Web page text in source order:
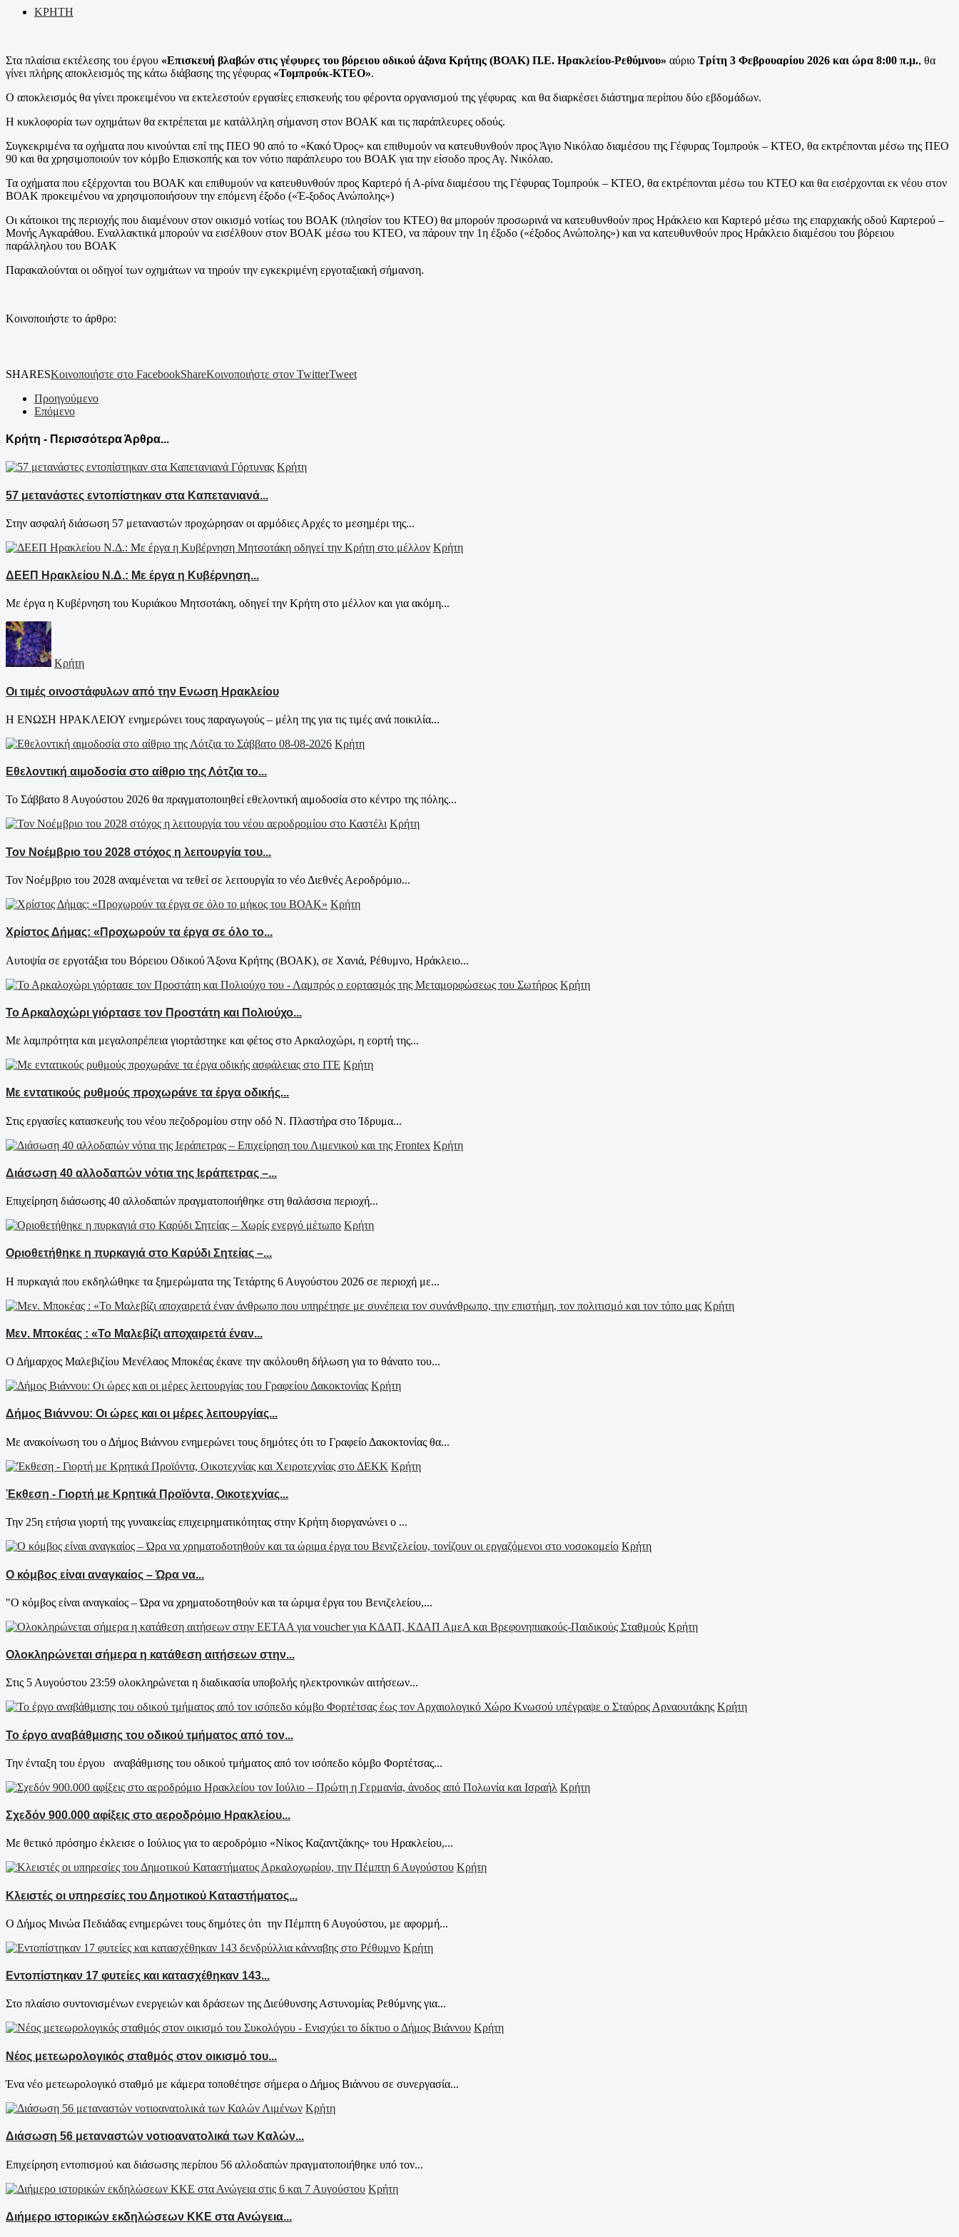
ΚΡΗΤΗ
Στα πλαίσια εκτέλεσης του έργου «Επισκευή βλαβών στις γέφυρες του βόρειου οδικού άξονα Κρήτης (ΒΟΑΚ) Π.Ε. Ηρακλείου-Ρεθύμνου» αύριο Τρίτη 3 Φεβρουαρίου 2026 και ώρα 8:00 π.μ., θα
γίνει πλήρης αποκλεισμός της κάτω διάβασης της γέφυρας «Τομπρούκ-ΚΤΕΟ».
Ο αποκλεισμός θα γίνει προκειμένου να εκτελεστούν εργασίες επισκευής του φέροντα οργανισμού της γέφυρας και θα διαρκέσει διάστημα περίπου δύο εβδομάδων.
Η κυκλοφορία των οχημάτων θα εκτρέπεται με κατάλληλη σήμανση στον ΒΟΑΚ και τις παράπλευρες οδούς.
Συγκεκριμένα τα οχήματα που κινούνται επί της ΠΕΟ 90 από το «Κακό Όρος» και επιθυμούν να κατευθυνθούν προς Άγιο Νικόλαο διαμέσου της Γέφυρας Τομπρούκ – ΚΤΕΟ, θα εκτρέπονται μέσω της ΠΕΟ
90 και θα χρησιμοποιούν τον κόμβο Επισκοπής και τον νότιο παράπλευρο του ΒΟΑΚ για την είσοδο προς Αγ. Νικόλαο.
Τα οχήματα που εξέρχονται του ΒΟΑΚ και επιθυμούν να κατευθυνθούν προς Καρτερό ή Α-ρίνα διαμέσου της Γέφυρας Τομπρούκ – ΚΤΕΟ, θα εκτρέπονται μέσω του ΚΤΕΟ και θα εισέρχονται εκ νέου στον
ΒΟΑΚ προκειμένου να χρησιμοποιήσουν την επόμενη έξοδο («Έ-ξοδος Ανώπολης»)
Οι κάτοικοι της περιοχής που διαμένουν στον οικισμό νοτίως του ΒΟΑΚ (πλησίον του ΚΤΕΟ) θα μπορούν προσωρινά να κατευθυνθούν προς Ηράκλειο και Καρτερό μέσω της επαρχιακής οδού Καρτερού –
Μονής Αγκαράθου. Εναλλακτικά μπορούν να εισέλθουν στον ΒΟΑΚ μέσω του ΚΤΕΟ, να πάρουν την 1η έξοδο («έξοδος Ανώπολης») και να κατευθυνθούν προς Ηράκλειο διαμέσου του βόρειου
παράλληλου του ΒΟΑΚ
Παρακαλούνται οι οδηγοί των οχημάτων να τηρούν την εγκεκριμένη εργοταξιακή σήμανση.
Κοινοποιήστε το άρθρο:
SHARESΚοινοποιήστε στο FacebookShareΚοινοποιήστε στον TwitterTweet
Προηγούμενο
Επόμενο
Κρήτη - Περισσότερα Άρθρα...
Κρήτη
57 μετανάστες εντοπίστηκαν στα Καπετανιανά...
Στην ασφαλή διάσωση 57 μεταναστών προχώρησαν οι αρμόδιες Αρχές το μεσημέρι της...
Κρήτη
ΔΕΕΠ Ηρακλείου Ν.Δ.: Με έργα η Κυβέρνηση...
Με έργα η Κυβέρνηση του Κυριάκου Μητσοτάκη, οδηγεί την Κρήτη στο μέλλον και για ακόμη...
Κρήτη
Οι τιμές οινοστάφυλων από την Ενωση Ηρακλείου
Η ΕΝΩΣΗ ΗΡΑΚΛΕΙΟΥ ενημερώνει τους παραγωγούς – μέλη της για τις τιμές ανά ποικιλία...
Κρήτη
Εθελοντική αιμοδοσία στο αίθριο της Λότζια το...
Το Σάββατο 8 Αυγούστου 2026 θα πραγματοποιηθεί εθελοντική αιμοδοσία στο κέντρο της πόλης...
Κρήτη
Τον Νοέμβριο του 2028 στόχος η λειτουργία του...
Τον Νοέμβριο του 2028 αναμένεται να τεθεί σε λειτουργία το νέο Διεθνές Αεροδρόμιο...
Κρήτη
Χρίστος Δήμας: «Προχωρούν τα έργα σε όλο το...
Αυτοψία σε εργοτάξια του Βόρειου Οδικού Άξονα Κρήτης (ΒΟΑΚ), σε Χανιά, Ρέθυμνο, Ηράκλειο...
Κρήτη
Το Αρκαλοχώρι γιόρτασε τον Προστάτη και Πολιούχο...
Με λαμπρότητα και μεγαλοπρέπεια γιορτάστηκε και φέτος στο Αρκαλοχώρι, η εορτή της...
Κρήτη
Με εντατικούς ρυθμούς προχωράνε τα έργα οδικής...
Στις εργασίες κατασκευής του νέου πεζοδρομίου στην οδό Ν. Πλαστήρα στο Ίδρυμα...
Κρήτη
Διάσωση 40 αλλοδαπών νότια της Ιεράπετρας –...
Επιχείρηση διάσωσης 40 αλλοδαπών πραγματοποιήθηκε στη θαλάσσια περιοχή...
Κρήτη
Οριοθετήθηκε η πυρκαγιά στο Καρύδι Σητείας –...
Η πυρκαγιά που εκδηλώθηκε τα ξημερώματα της Τετάρτης 6 Αυγούστου 2026 σε περιοχή με...
Κρήτη
Μεν. Μποκέας : «Το Μαλεβίζι αποχαιρετά έναν...
Ο Δήμαρχος Μαλεβιζίου Μενέλαος Μποκέας έκανε την ακόλουθη δήλωση για το θάνατο του...
Κρήτη
Δήμος Βιάννου: Οι ώρες και οι μέρες λειτουργίας...
Με ανακοίνωση του ο Δήμος Βιάννου ενημερώνει τους δημότες ότι το Γραφείο Δακοκτονίας θα...
Κρήτη
Έκθεση - Γιορτή με Κρητικά Προϊόντα, Οικοτεχνίας...
Την 25η ετήσια γιορτή της γυναικείας επιχειρηματικότητας στην Κρήτη διοργανώνει ο ...
Κρήτη
Ο κόμβος είναι αναγκαίος – Ώρα να...
"Ο κόμβος είναι αναγκαίος – Ώρα να χρηματοδοτηθούν και τα ώριμα έργα του Βενιζελείου,...
Κρήτη
Ολοκληρώνεται σήμερα η κατάθεση αιτήσεων στην...
Στις 5 Αυγούστου 23:59 ολοκληρώνεται η διαδικασία υποβολής ηλεκτρονικών αιτήσεων...
Κρήτη
Το έργο αναβάθμισης του οδικού τμήματος από τον...
Την ένταξη του έργου αναβάθμισης του οδικού τμήματος από τον ισόπεδο κόμβο Φορτέτσας...
Κρήτη
Σχεδόν 900.000 αφίξεις στο αεροδρόμιο Ηρακλείου...
Με θετικό πρόσημο έκλεισε ο Ιούλιος για το αεροδρόμιο «Νίκος Καζαντζάκης» του Ηρακλείου,...
Κρήτη
Κλειστές οι υπηρεσίες του Δημοτικού Καταστήματος...
Ο Δήμος Μινώα Πεδιάδας ενημερώνει τους δημότες ότι την Πέμπτη 6 Αυγούστου, με αφορμή...
Κρήτη
Εντοπίστηκαν 17 φυτείες και κατασχέθηκαν 143...
Στο πλαίσιο συντονισμένων ενεργειών και δράσεων της Διεύθυνσης Αστυνομίας Ρεθύμνης για...
Κρήτη
Νέος μετεωρολογικός σταθμός στον οικισμό του...
Ένα νέο μετεωρολογικό σταθμό με κάμερα τοποθέτησε σήμερα ο Δήμος Βιάννου σε συνεργασία...
Κρήτη
Διάσωση 56 μεταναστών νοτιοανατολικά των Καλών...
Επιχείρηση εντοπισμού και διάσωσης περίπου 56 αλλοδαπών πραγματοποιήθηκε υπό τον...
Κρήτη
Διήμερο ιστορικών εκδηλώσεων ΚΚΕ στα Ανώγεια...